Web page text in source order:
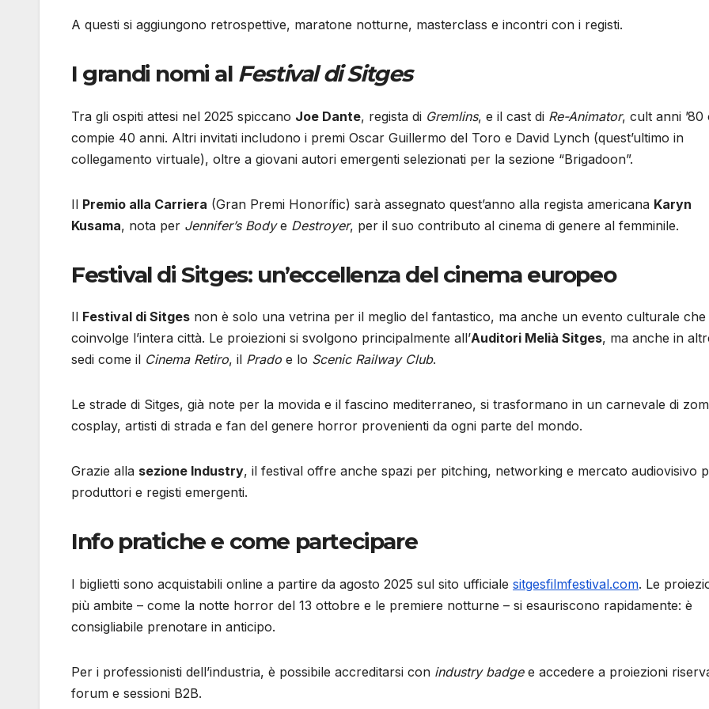
A questi si aggiungono retrospettive, maratone notturne, masterclass e incontri con i registi.
I grandi nomi al Festival di Sitges
Tra gli ospiti attesi nel 2025 spiccano Joe Dante, regista di Gremlins, e il cast di Re-Animator, cult anni ’80
compie 40 anni. Altri invitati includono i premi Oscar Guillermo del Toro e David Lynch (quest’ultimo in
collegamento virtuale), oltre a giovani autori emergenti selezionati per la sezione “Brigadoon”.
Il Premio alla Carriera (Gran Premi Honorífic) sarà assegnato quest’anno alla regista americana Karyn
Kusama, nota per Jennifer’s Bodye Destroyer, per il suo contributo al cinema di genere al femminile.
Festival di Sitges: un’eccellenza del cinema europeo
Il Festival di Sitges non è solo una vetrina per il meglio del fantastico, ma anche un evento culturale che
coinvolge l’intera città. Le proiezioni si svolgono principalmente all’Auditori Melià Sitges, ma anche in
sedi come il Cinema Retiro, il Prado e lo Scenic Railway Club.
Le strade di Sitges, già note per la movida e il fascino mediterraneo, si trasformano in un carnevale di
cosplay, artisti di strada e fan del genere horror provenienti da ogni parte del mondo.
Grazie alla sezione Industry, il festival offre anche spazi per pitching, networking e mercato audiovisivo
produttori e registi emergenti.
Info pratiche e come partecipare
I biglietti sono acquistabili online a partire da agosto 2025 sul sito ufficiale sitgesfilmfestival.com. Le
più ambite – come la notte horror del 13 ottobre e le premiere notturne – si esauriscono rapidamente: è
consigliabile prenotare in anticipo.
Per i professionisti dell’industria, è possibile accreditarsi con industry badgee accedere a proiezioni
forum e sessioni B2B.